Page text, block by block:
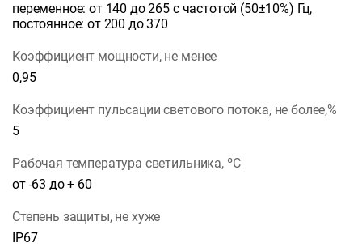
переменное: от 140 до 265 с частотой (50±10%) Гц,
постоянное: от 200 до 370
Коэффициент мощности, не менее
0,95
Коэффициент пульсации светового потока, не более,%
5
Рабочая температура светильника, ºС
от -63 до + 60
Степень защиты, не хуже
IP67